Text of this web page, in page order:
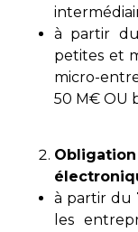
à partir
petites et
micro-
50 M€ OU
à partir du
les